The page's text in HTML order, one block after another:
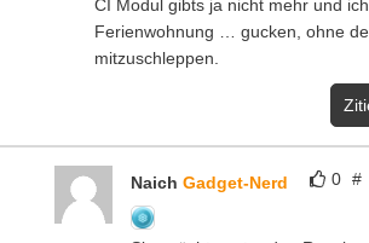
CI Modul gibts ja nicht mehr und
Ferienwohnung … gucken, ohne
mitzuschleppen.
0 #
Naich Gadget-Nerd